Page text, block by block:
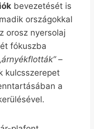
bevezetését is
országokkal
orosz nyersolaj
fókuszba
–
kulcsszerepet
a